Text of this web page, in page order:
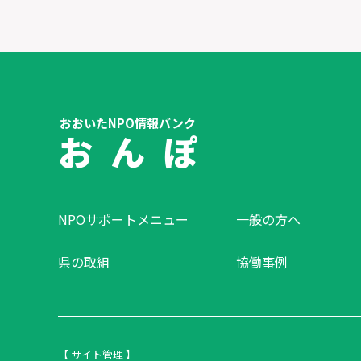
おおいたNPO情報バンク
お ん ぽ
NPOサポートメニュー 一般の方へ
県の取組 協働事例
【 サイト管理 】